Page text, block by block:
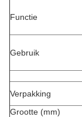
Functie
Gebruik
Verpakking
Grootte (mm)